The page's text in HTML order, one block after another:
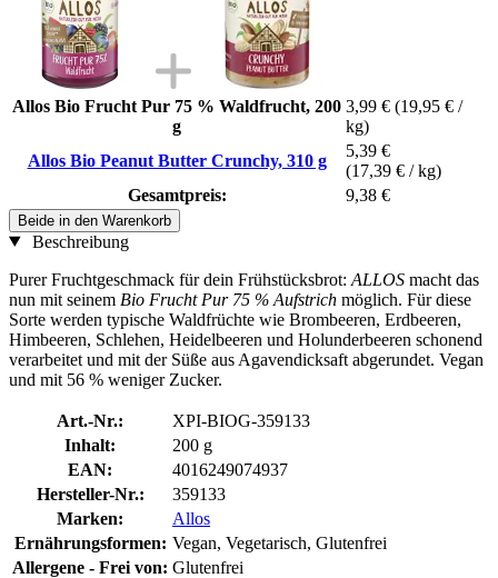
Allos Bio Frucht Pur 75 % Waldfrucht, 200
g
3,99 € (19,95 € /
kg)
Allos Bio Peanut Butter Crunchy, 310 g
5,39 €
(17,39 € / kg)
Gesamtpreis:
9,38 €
Beide in den Warenkorb
Beschreibung
Purer Fruchtgeschmack für dein Frühstücksbrot: ALLOS macht das
nun mit seinem Bio Frucht Pur 75 % Aufstrich möglich. Für diese
Sorte werden typische Waldfrüchte wie Brombeeren, Erdbeeren,
Himbeeren, Schlehen, Heidelbeeren und Holunderbeeren schonend
verarbeitet und mit der Süße aus Agavendicksaft abgerundet. Vegan
und mit 56 % weniger Zucker.
Art.-Nr.:
XPI-BIOG-359133
Inhalt:
200 g
EAN:
4016249074937
Hersteller-Nr.:
359133
Marken:
Allos
Ernährungsformen: Vegan, Vegetarisch, Glutenfrei
Allergene - Frei von: Glutenfrei